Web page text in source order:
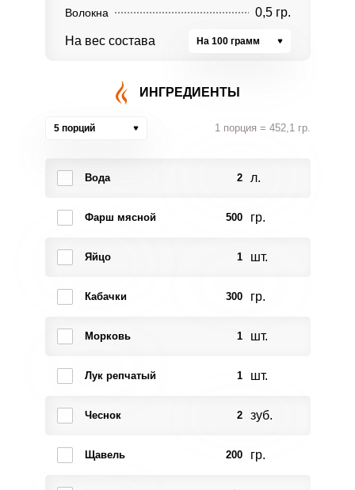
Волокна 0,5 гр.
На вес состава На 100 грамм
ИНГРЕДИЕНТЫ
5 порций 1 порция = 452,1 гр.
Вода 2 л.
Фарш мясной 500 гр.
Яйцо 1 шт.
Кабачки 300 гр.
Морковь 1 шт.
Лук репчатый 1 шт.
Чеснок 2 зуб.
Щавель 200 гр.